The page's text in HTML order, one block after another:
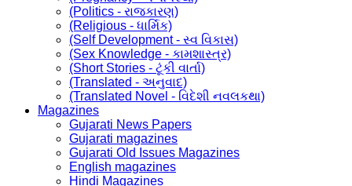
(Politics - રાજકારણ)
(Religious - ધાર્મિક)
(Self Development - સ્વ વિકાસ)
(Sex Knowledge - કામશાસ્ત્ર)
(Short Stories - ટૂંકી વાર્તા)
(Translated - અનુવાદ)
(Translated Novel - વિદેશી નવલકથા)
Magazines
Gujarati News Papers
Gujarati magazines
Gujarati Old Issues Magazines
English magazines
Hindi Magazines